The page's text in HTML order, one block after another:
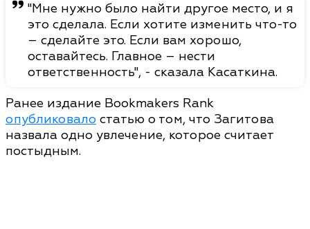
"Мне нужно было найти другое место, и я
это сделала. Если хотите изменить что-то
– сделайте это. Если вам хорошо,
оставайтесь. Главное – нести
ответственность", - сказала Касаткина.
Ранее издание Bookmakers Rank
опубликовало статью о том, что Загитова
назвала одно увлечение, которое считает
постыдным.